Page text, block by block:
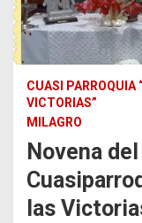
CUASI PARROQUIA
VICTORIAS”
MILAGRO
Novena
las